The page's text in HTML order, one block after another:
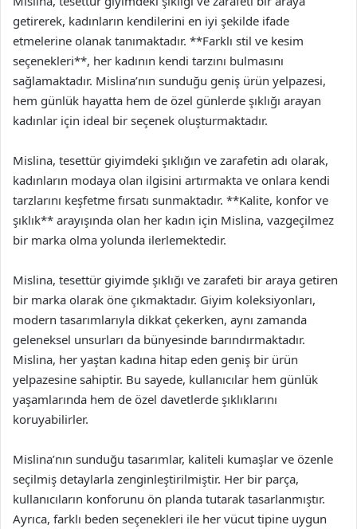
getirerek, kadınların kendilerini en iyi şekilde ifade
etmelerine olanak tanımaktadır. **Farklı stil ve kesim
seçenekleri**, her kadının kendi tarzını bulmasını
sağlamaktadır. Mislina’nın sunduğu geniş ürün yelpazesi,
hem günlük hayatta hem de özel günlerde şıklığı arayan
kadınlar için ideal bir seçenek oluşturmaktadır.
Mislina, tesettür giyimdeki şıklığın ve zarafetin adı olarak,
kadınların modaya olan ilgisini artırmakta ve onlara kendi
tarzlarını keşfetme fırsatı sunmaktadır. **Kalite, konfor ve
şıklık** arayışında olan her kadın için Mislina, vazgeçilmez
bir marka olma yolunda ilerlemektedir.
Mislina, tesettür giyimde şıklığı ve zarafeti bir araya getiren
bir marka olarak öne çıkmaktadır. Giyim koleksiyonları,
modern tasarımlarıyla dikkat çekerken, aynı zamanda
geleneksel unsurları da bünyesinde barındırmaktadır.
Mislina, her yaştan kadına hitap eden geniş bir ürün
yelpazesine sahiptir. Bu sayede, kullanıcılar hem günlük
yaşamlarında hem de özel davetlerde şıklıklarını
koruyabilirler.
Mislina’nın sunduğu tasarımlar, kaliteli kumaşlar ve özenle
seçilmiş detaylarla zenginleştirilmiştir. Her bir parça,
kullanıcıların konforunu ön planda tutarak tasarlanmıştır.
Ayrıca, farklı beden seçenekleri ile her vücut tipine uygun